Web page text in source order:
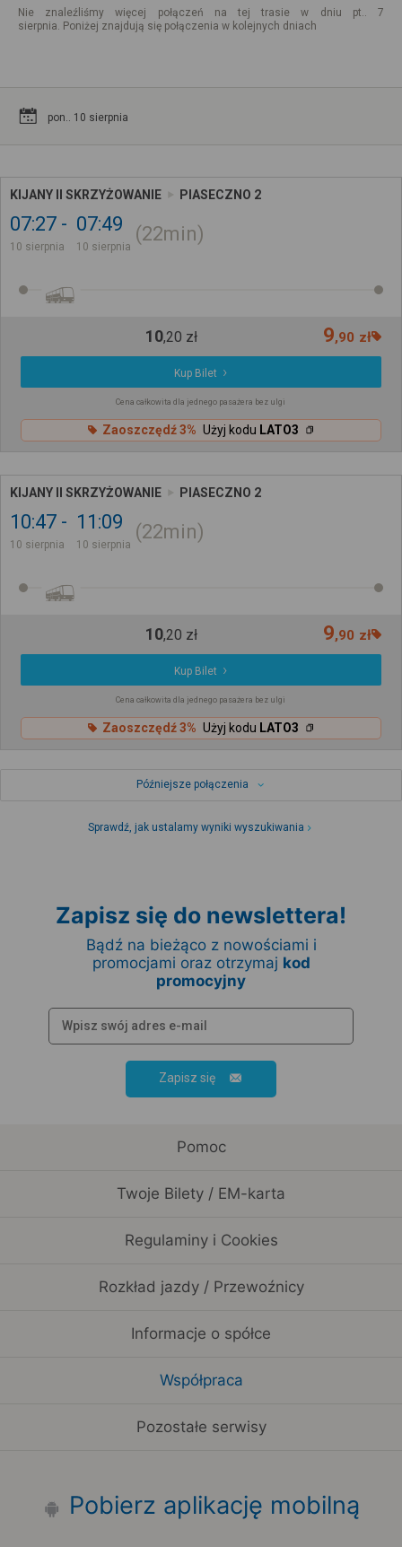
Nie znaleźliśmy więcej połączeń na tej trasie w dniu pt.. 7
sierpnia. Poniżej znajdują się połączenia w kolejnych dniach
pon.. 10 sierpnia
KIJANY II SKRZYŻOWANIE PIASECZNO 2
07:27
10 sierpnia
07:49
10 sierpnia
22min
10,20 zł 9,90 zł
Kup Bilet
Cena całkowita dla jednego pasażera bez ulgi
Zaoszczędź 3% Użyj kodu LATO3
KIJANY II SKRZYŻOWANIE PIASECZNO 2
10:47
10 sierpnia
11:09
10 sierpnia
22min
10,20 zł 9,90 zł
Kup Bilet
Cena całkowita dla jednego pasażera bez ulgi
Zaoszczędź 3% Użyj kodu LATO3
Późniejsze połączenia
Sprawdź, jak ustalamy wyniki wyszukiwania
Zapisz się do newslettera!
Bądź na bieżąco z nowościami i
promocjami oraz otrzymaj kod
promocyjny
Zapisz się
Pomoc
Twoje Bilety / EM-karta
Regulaminy i Cookies
Rozkład jazdy / Przewoźnicy
Informacje o spółce
Współpraca
Pozostałe serwisy
Pobierz aplikację mobilną